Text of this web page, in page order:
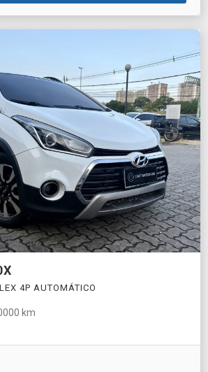
4P AUTOMÁTICO
km